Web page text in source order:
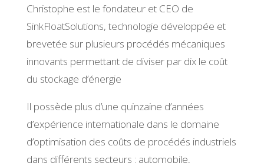
Christophe est le fondateur et CEO de
SinkFloatSolutions, technologie développée et
brevetée sur plusieurs procédés mécaniques
innovants permettant de diviser par dix le coût
du stockage d’énergie
Il possède plus d’une quinzaine d’années
d’expérience internationale dans le domaine
d’optimisation des coûts de procédés industriels
dans différents secteurs : automobile,